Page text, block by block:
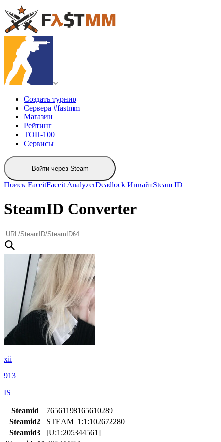
Создать турнир
Сервера #fastmm
Магазин
Рейтинг
ТОП-100
Сервисы
Войти через Steam
Поиск FaceitFaceit AnalyzerDeadlock ИнвайтSteam ID
SteamID Converter
xii
913
IS
Steamid
76561198165610289
Steamid2
STEAM_1:1:102672280
Steamid3
[U:1:205344561]